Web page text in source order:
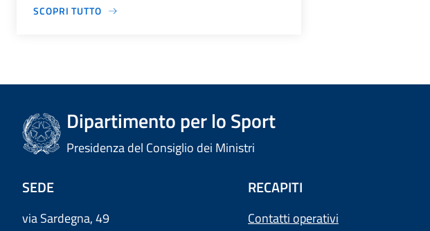
SCOPRI TUTTO
Dipartimento per lo Sport
Presidenza del Consiglio dei Ministri
SEDE
via Sardegna, 49
RECAPITI
Contatti operativi